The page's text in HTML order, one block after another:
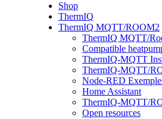
Shop
ThermIQ
ThermIQ MQTT/ROOM2
ThermIQ MQTT/
Compatible
ThermIQ-MQTT
ThermIQ-MQTT/
Node-RED
Home Assistant
ThermIQ-MQTT/
Open resources